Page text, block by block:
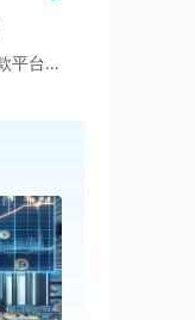
随着互联网金融的快速发展，各种贷款平台层出不